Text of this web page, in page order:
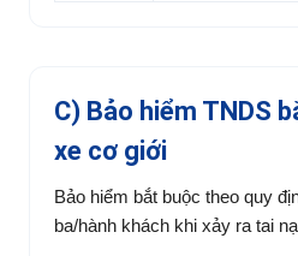
C) Bảo hiểm TNDS
xe cơ giới
Bảo hiểm bắt buộc theo quy
ba/hành khách khi xảy ra tai